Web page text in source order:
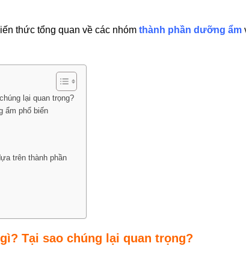
thức tổng quan về các nhóm thành phần dưỡng ẩm
lại quan trọng?
ẩm phổ biến
trên thành phần
Tại sao chúng lại quan trọng?